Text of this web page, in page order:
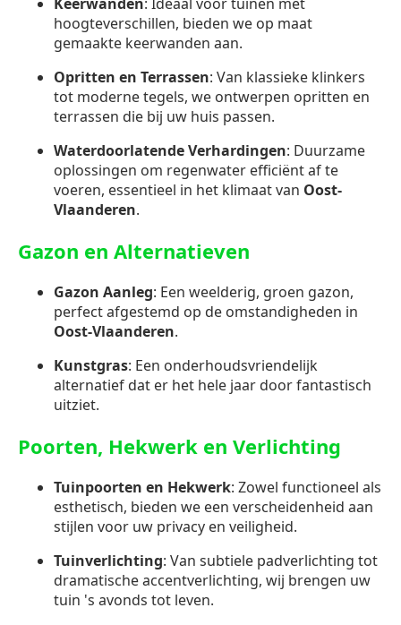
hoogteverschillen, bieden we op maat
gemaakte keerwanden aan.
Opritten en Terrassen: Van klassieke klinkers
tot moderne tegels, we ontwerpen opritten en
terrassen die bij uw huis passen.
Waterdoorlatende Verhardingen: Duurzame
oplossingen om regenwater efficiënt af te
voeren, essentieel in het klimaat van Oost-
Vlaanderen.
Gazon en Alternatieven
Gazon Aanleg: Een weelderig, groen gazon,
perfect afgestemd op de omstandigheden in
Oost-Vlaanderen.
Kunstgras: Een onderhoudsvriendelijk
alternatief dat er het hele jaar door fantastisch
uitziet.
Poorten, Hekwerk en Verlichting
Tuinpoorten en Hekwerk: Zowel functioneel als
esthetisch, bieden we een verscheidenheid aan
stijlen voor uw privacy en veiligheid.
Tuinverlichting: Van subtiele padverlichting tot
dramatische accentverlichting, wij brengen uw
tuin 's avonds tot leven.